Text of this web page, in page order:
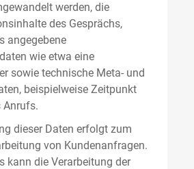
werden, die
des Gesprächs,
angegebene
wie etwa eine
sowie technische Meta- und
beispielweise Zeitpunkt
Anrufs.
dieser Daten erfolgt zum
von Kundenanfragen.
kann die Verarbeitung der